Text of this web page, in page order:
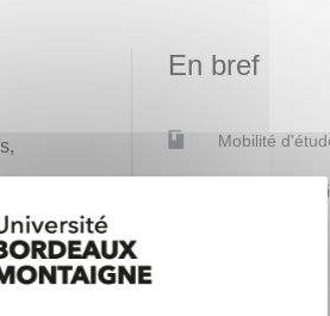
En bref
Mobilité
Accessible à